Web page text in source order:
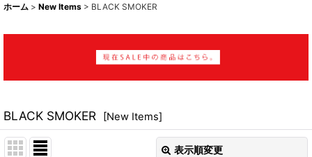
ホーム > New Items > BLACK SMOKER
BLACK SMOKER [New Items]
表示順変更